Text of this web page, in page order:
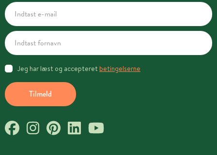
Tilmeld
Jeg har læst og accepteret betingelserne